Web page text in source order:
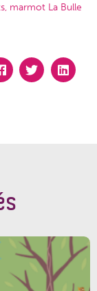
marmot La Bulle